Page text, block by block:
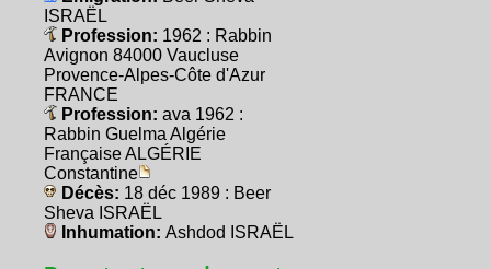
ISRAËL
Profession: 1962 : Rabbin
Avignon 84000 Vaucluse
Provence-Alpes-Côte d'Azur
FRANCE
Profession: ava 1962 :
Rabbin Guelma Algérie
Française ALGÉRIE
Constantine
Décès: 18 déc 1989 : Beer
Sheva ISRAËL
Inhumation: Ashdod ISRAËL